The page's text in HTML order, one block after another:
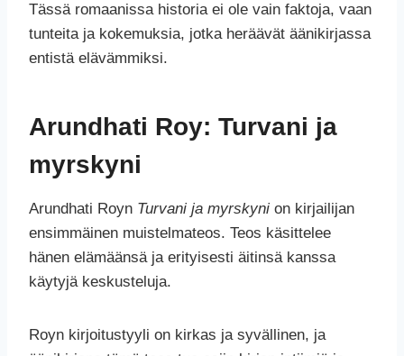
Tässä romaanissa historia ei ole vain faktoja, vaan
tunteita ja kokemuksia, jotka heräävät äänikirjassa
entistä elävämmiksi.
Arundhati Roy: Turvani ja
myrskyni
Arundhati Royn Turvani ja myrskyni on kirjailijan
ensimmäinen muistelmateos. Teos käsittelee
hänen elämäänsä ja erityisesti äitinsä kanssa
käytyjä keskusteluja.
Royn kirjoitustyyli on kirkas ja syvällinen, ja